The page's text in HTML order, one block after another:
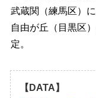
武蔵関（練馬区）
自由が丘（目黒区
定。
【DATA】